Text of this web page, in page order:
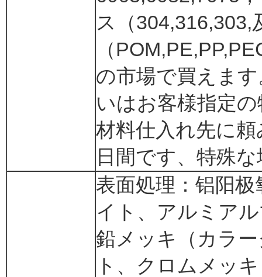
ス（304,316,303,
（
の市場で買えま
いはお客様指定
材料仕入れ先に
日間です、特殊
表面処理：铝阳
イト、アルミア
鉛メッキ（カラ
ト、クロムメッ